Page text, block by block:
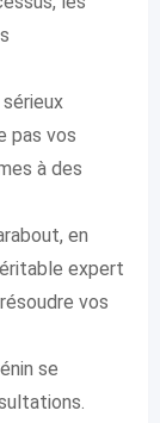
pas vos
à des
en
expert
vos
se